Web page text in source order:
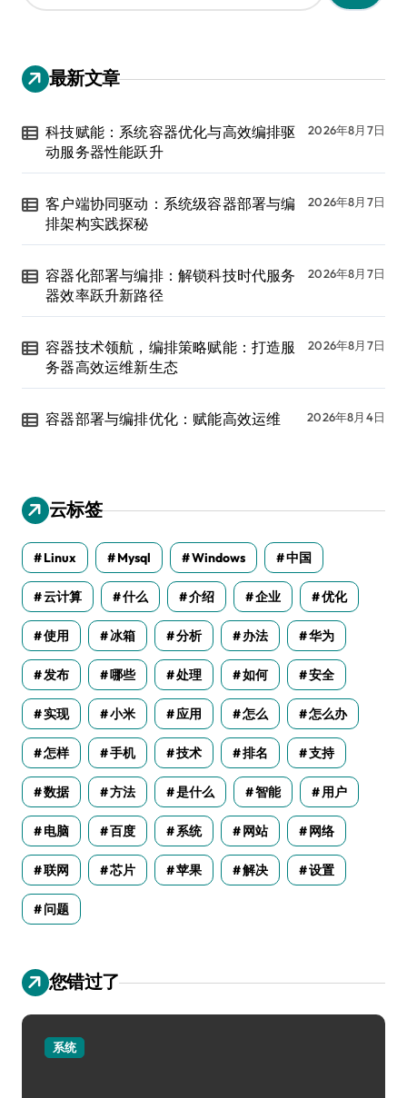
：
最新文章
科技赋能：系统容器优化与高效编排驱
动服务器性能跃升
2026年8月7日
客户端协同驱动：系统级容器部署与编
排架构实践探秘
2026年8月7日
容器化部署与编排：解锁科技时代服务
器效率跃升新路径
2026年8月7日
容器技术领航，编排策略赋能：打造服
务器高效运维新生态
2026年8月7日
容器部署与编排优化：赋能高效运维 2026年8月4日
云标签
Linux Mysql Windows 中国
云计算 什么 介绍 企业 优化
使用 冰箱 分析 办法 华为
发布 哪些 处理 如何 安全
实现 小米 应用 怎么 怎么办
怎样 手机 技术 排名 支持
数据 方法 是什么 智能 用户
电脑 百度 系统 网站 网络
联网 芯片 苹果 解决 设置
问题
您错过了
系统